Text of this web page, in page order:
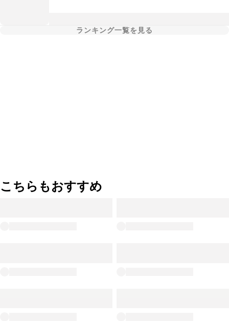
ランキング一覧を見る
こちらもおすすめ